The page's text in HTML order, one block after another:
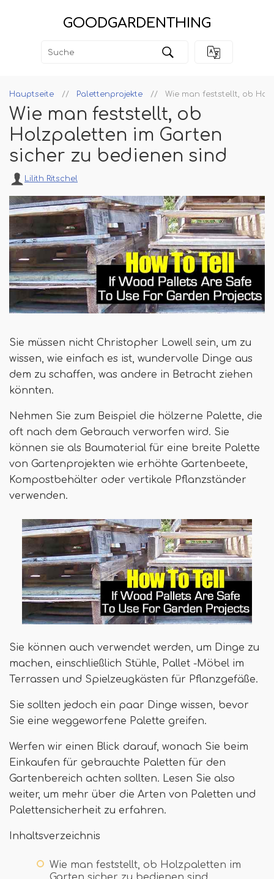
GOODGARDENTHING
Hauptseite Palettenprojekte Wie man feststellt, ob
Wie man feststellt, ob
Holzpaletten im Garten
sicher zu bedienen sind
Lilith Ritschel
Sie müssen nicht Christopher Lowell sein, um zu
wissen, wie einfach es ist, wundervolle Dinge aus
dem zu schaffen, was andere in Betracht ziehen
könnten.
Nehmen Sie zum Beispiel die hölzerne Palette, die
oft nach dem Gebrauch verworfen wird. Sie
können sie als Baumaterial für eine breite Palette
von Gartenprojekten wie erhöhte Gartenbeete,
Kompostbehälter oder vertikale Pflanzständer
verwenden.
Sie können auch verwendet werden, um Dinge zu
machen, einschließlich Stühle, Pallet -Möbel im
Terrassen und Spielzeugkästen für Pflanzgefäße.
Sie sollten jedoch ein paar Dinge wissen, bevor
Sie eine weggeworfene Palette greifen.
Werfen wir einen Blick darauf, wonach Sie beim
Einkaufen für gebrauchte Paletten für den
Gartenbereich achten sollten. Lesen Sie also
weiter, um mehr über die Arten von Paletten und
Palettensicherheit zu erfahren.
Inhaltsverzeichnis
Wie man feststellt, ob Holzpaletten im